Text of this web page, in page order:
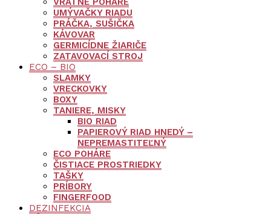
UMÝVAČKY RIADU
PRÁČKA, SUŠIČKA
KÁVOVAR
GERMICÍDNE ŽIARIČE
ZATAVOVACÍ STROJ
ECO – BIO
SLAMKY
VRECKOVKY
BOXY
TANIERE, MISKY
BIO RIAD
PAPIEROVÝ RIAD HNEDÝ –
NEPREMASTITEĽNÝ
ECO POHÁRE
ČISTIACE PROSTRIEDKY
TAŠKY
PRÍBORY
FINGERFOOD
DEZINFEKCIA